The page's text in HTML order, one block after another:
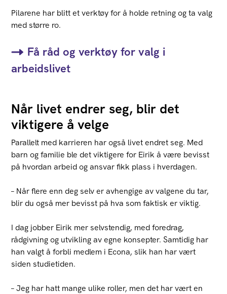
Pilarene har blitt et verktøy for å holde retning og ta valg
med større ro.
Få råd og verktøy for valg i
arbeidslivet
Når livet endrer seg, blir det
viktigere å velge
Parallelt med karrieren har også livet endret seg. Med
barn og familie ble det viktigere for Eirik å være bevisst
på hvordan arbeid og ansvar fikk plass i hverdagen.
– Når flere enn deg selv er avhengige av valgene du tar,
blir du også mer bevisst på hva som faktisk er viktig.
I dag jobber Eirik mer selvstendig, med foredrag,
rådgivning og utvikling av egne konsepter. Samtidig har
han valgt å forbli medlem i Econa, slik han har vært
siden studietiden.
– Jeg har hatt mange ulike roller, men det har vært en